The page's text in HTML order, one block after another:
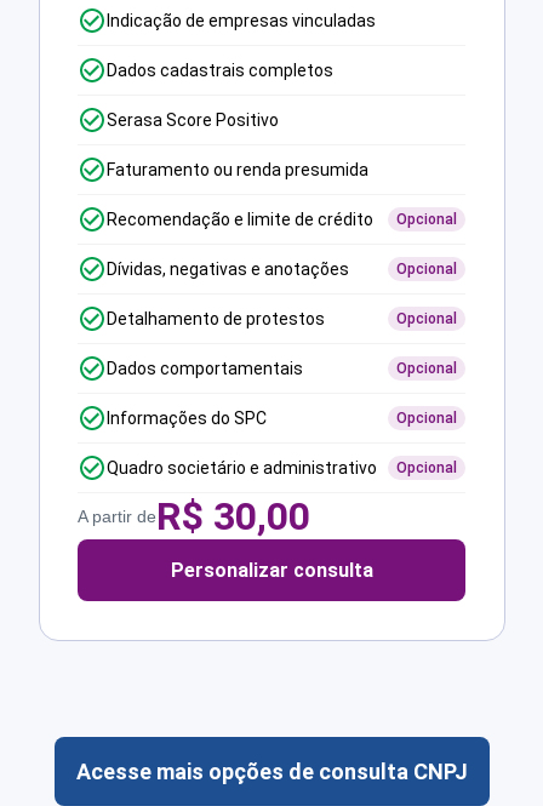
Indicação de empresas vinculadas
Dados cadastrais completos
Serasa Score Positivo
Faturamento ou renda presumida
Recomendação e limite de crédito Opcional
Dívidas, negativas e anotações Opcional
Detalhamento de protestos Opcional
Dados comportamentais Opcional
Informações do SPC Opcional
Quadro societário e administrativo Opcional
A partir deR$ 30,00
Personalizar consulta
Acesse mais opções de consulta CNPJ